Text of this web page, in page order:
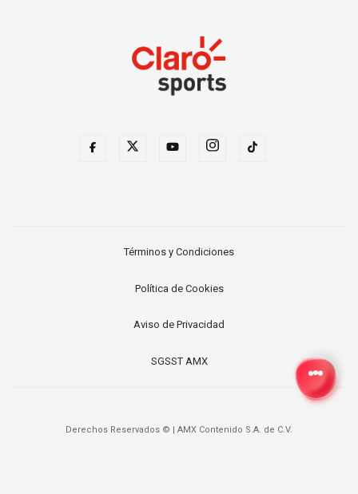
Términos y Condiciones
Política de Cookies
Aviso de Privacidad
SGSST AMX
Derechos Reservados © AMX Contenido S.A. de C.V.